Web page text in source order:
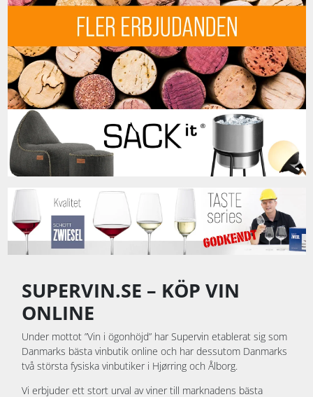
SUPERVIN.SE – KÖP VIN
ONLINE
Under mottot ”Vin i ögonhöjd” har Supervin etablerat sig som
Danmarks bästa vinbutik online och har dessutom Danmarks
två största fysiska vinbutiker i Hjørring och Ålborg.
Vi erbjuder ett stort urval av viner till marknadens bästa